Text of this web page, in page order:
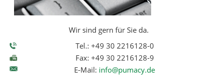
Wir sind gern für Sie da.
Tel.: +49 30 2216128-0
Fax: +49 30 2216128-9
E-Mail: info@pumacy.de